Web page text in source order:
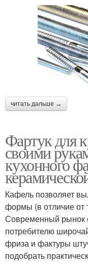
читать дальше →
Фартук для
своими
кухонного
Кафель позволяет
формы (в отличие от
Современный рынок
потребителю
фриза и фактуры
подобрать